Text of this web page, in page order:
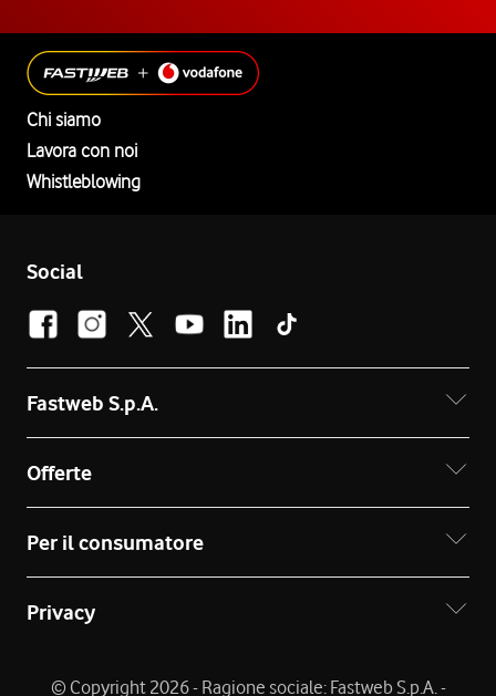
Chi siamo
Lavora con noi
Whistleblowing
Social
Fastweb S.p.A.
Offerte
Per il consumatore
Privacy
© Copyright 2026 - Ragione sociale: Fastweb S.p.A. -